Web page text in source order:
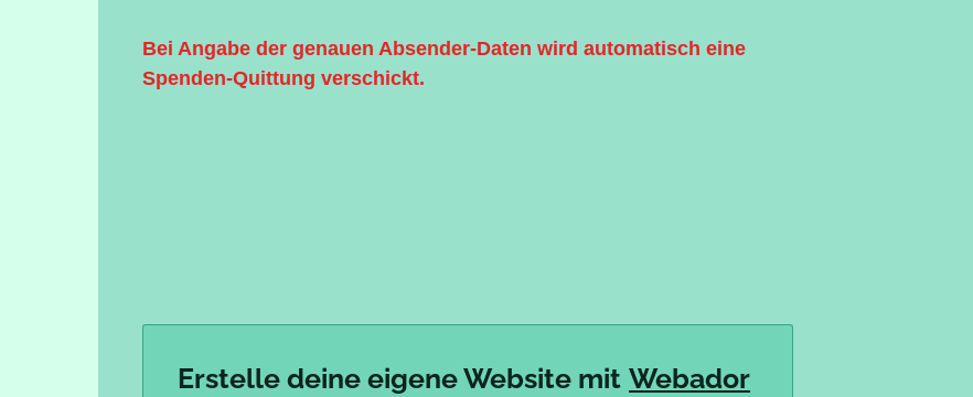
Bei Angabe der genauen Absender-Daten wird automatisch eine
Spenden-Quittung verschickt.
Erstelle deine eigene Website mit Webador